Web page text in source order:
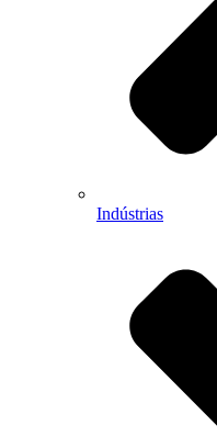
Indústrias